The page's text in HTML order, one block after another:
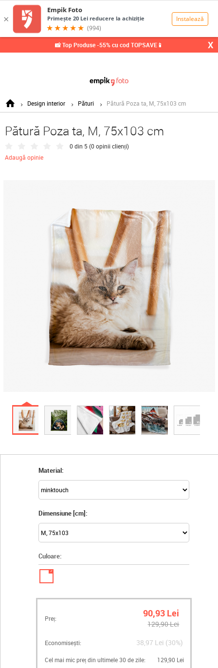
📸 Top Produse -55% cu cod TOPSAVE📱 X
Design interior Pături Pătură Poza ta, M, 75x103 cm
Pătură Poza ta, M, 75x103 cm
0 din 5 (0 opinii clienți)
Adaugă opinie
Material:
Dimensiune [cm]:
Culoare:
✓
Preț: 90,93 Lei
129,90 Lei
Economisești: 38,97 Lei (30%)
Cel mai mic preț din ultimele 30 de zile: 129,90 Lei